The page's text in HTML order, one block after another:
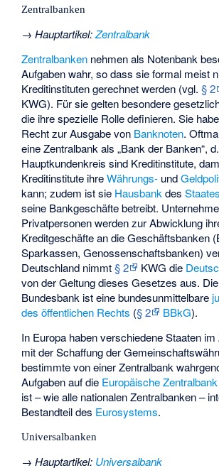
Zentralbanken
→Hauptartikel:Zentralbank
Zentralbanken nehmen als Notenbank
Aufgaben wahr, so dass sie formal meist
Kreditinstituten gerechnet werden (vgl.§ 2
KWG). Für sie gelten besondere
die ihre spezielle Rolle definieren. Sie
Rechtzur Ausgabe von Banknoten.
eine Zentralbank als „Bank der Banken“,
Hauptkundenkreis sind Kreditinstitute,
Kreditinstitute ihreWährungs- und
kann; zudem ist sie Hausbank desStaates
seine Bankgeschäfte betreibt.
Privatpersonen werden zur Abwicklung
Kreditgeschäfte an die Geschäftsbanken
Sparkassen, Genossenschaftsbanken)
Deutschland nimmt§ 2 KWG die
von der Geltung dieses Gesetzes aus.
Bundesbank ist eine bundesunmittelbare
des öffentlichen Rechts (§ 2 BBkG).
In Europa haben verschiedene Staaten
mit der Schaffung der
bestimmte von einer Zentralbank
Aufgaben auf die Europäische Zentralbank
ist – wie alle nationalen Zentralbanken –
Bestandteil des Eurosystems.
Universalbanken
→Hauptartikel: Universalbank